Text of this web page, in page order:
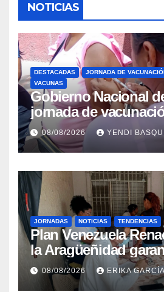
NOTICIAS
DESTACADAS JORNADA DE
VACUNAS
Gobierno Nacional
jornada de
Guaira para
epidemiológica
08/08/2026 YENDI
JORNADAS NOTICIAS TENDENCIAS
Plan Venezuela
la Aragüeñidad
atención médica
Aragua
08/08/2026 ERIKA GARCÍA